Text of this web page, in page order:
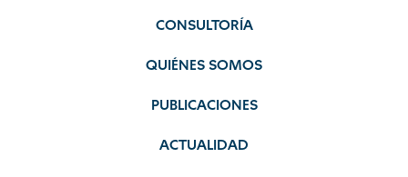
CONSULTORÍA
QUIÉNES SOMOS
PUBLICACIONES
ACTUALIDAD